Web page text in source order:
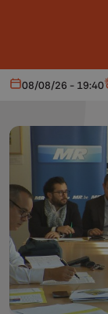
Aujourd'hui
08/08/26 - 19:40